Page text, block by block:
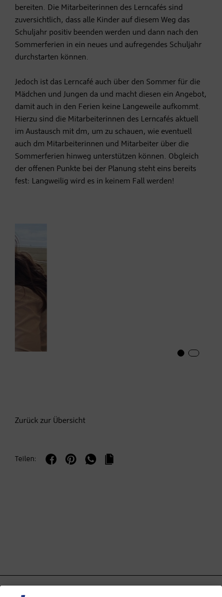
bereiten. Die Mitarbeiterinnen des Lerncafés sind
zuversichtlich, dass alle Kinder auf diesem Weg das
Schuljahr positiv beenden werden und dann nach den
Sommerferien in ein neues und aufregendes Schuljahr
durchstarten können.
Jedoch ist das Lerncafé auch über den Sommer für die
Mädchen und Jungen da und macht diesen ein Angebot,
damit auch in den Ferien keine Langeweile aufkommt.
Hierzu sind die Mitarbeiterinnen des Lerncafés aktuell
im Austausch mit dm, um zu schauen, wie eventuell
auch dm Mitarbeiterinnen und Mitarbeiter über die
Sommerferien hinweg unterstützen können. Obgleich
der offenen Punkte bei der Planung steht eins bereits
fest: Langweilig wird es in keinem Fall werden!
Zurück zur Übersicht
Teilen: